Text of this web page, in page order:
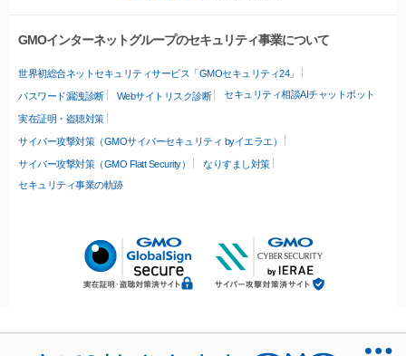
GMOインターネットグループのセキュリティ事業について
世界初総合ネットセキュリティサービス「GMOセキュリティ24」
パスワード漏洩診断 Webサイトリスク診断 セキュリティ相談AIチャットボット
実在証明・盗聴対策
サイバー攻撃対策（GMOサイバーセキュリティ byイエラエ）
サイバー攻撃対策（GMO Flatt Security）
なりすまし対策
セキュリティ事業の軌跡